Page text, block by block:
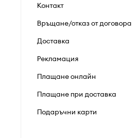
Контакт
Връщане/отказ от договора
Доставка
Рекламация
Плащане онлайн
Плащане при доставка
Подаръчни карти